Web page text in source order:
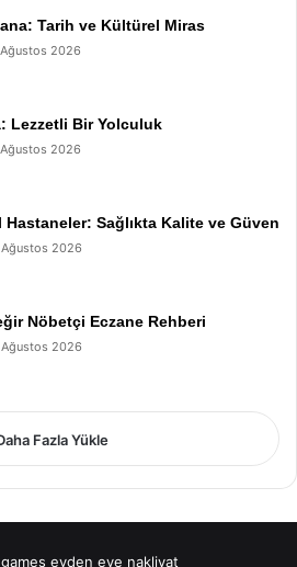
Tarih ve Kültürel Miras
2026
Lezzetli Bir Yolculuk
2026
Hastaneler: Sağlıkta Kalite ve Güven
2026
Nöbetçi Eczane Rehberi
2026
Fazla Yükle
evden eve nakliyat